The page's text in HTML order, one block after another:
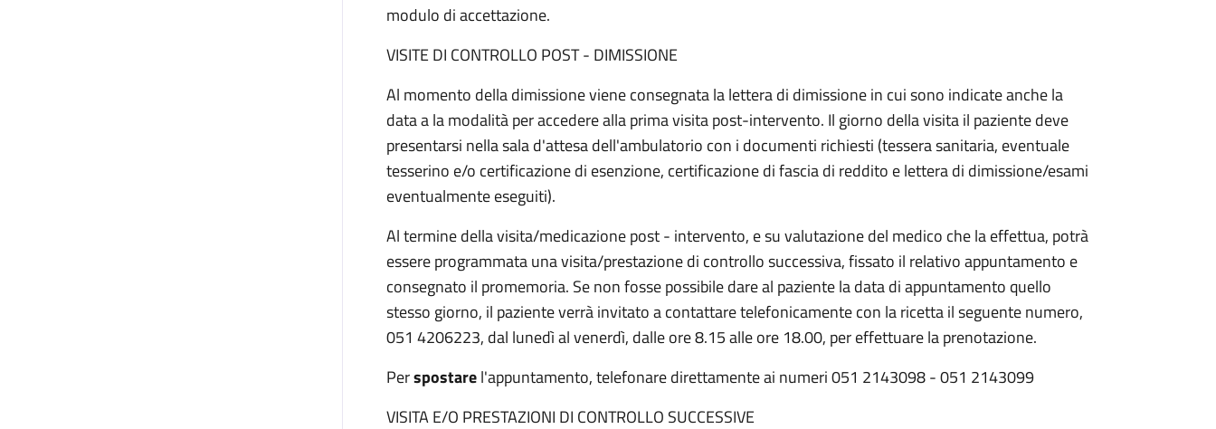
modulo di accettazione.
VISITE DI CONTROLLO POST - DIMISSIONE
Al momento della dimissione viene consegnata la lettera di dimissione in cui sono indicate anche la
data a la modalità per accedere alla prima visita post-intervento. Il giorno della visita il paziente deve
presentarsi nella sala d'attesa dell'ambulatorio con i documenti richiesti (tessera sanitaria, eventuale
tesserino e/o certificazione di esenzione, certificazione di fascia di reddito e lettera di dimissione/esami
eventualmente eseguiti).
Al termine della visita/medicazione post - intervento, e su valutazione del medico che la effettua, potrà
essere programmata una visita/prestazione di controllo successiva, fissato il relativo appuntamento e
consegnato il promemoria. Se non fosse possibile dare al paziente la data di appuntamento quello
stesso giorno, il paziente verrà invitato a contattare telefonicamente con la ricetta il seguente numero,
051 4206223, dal lunedì al venerdì, dalle ore 8.15 alle ore 18.00, per effettuare la prenotazione.
Perspostarel'appuntamento, telefonare direttamente ai numeri 051 2143098 - 051 2143099
VISITA E/O PRESTAZIONI DI CONTROLLO SUCCESSIVE